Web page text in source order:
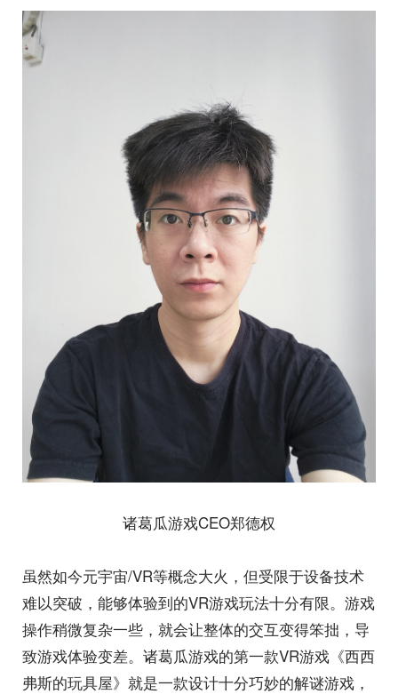
诸葛瓜游戏CEO郑德权
虽然如今元宇宙/VR等概念大火，但受限于设备技术
难以突破，能够体验到的VR游戏玩法十分有限。游戏
操作稍微复杂一些，就会让整体的交互变得笨拙，导
致游戏体验变差。诸葛瓜游戏的第一款VR游戏《西西
弗斯的玩具屋》就是一款设计十分巧妙的解谜游戏，